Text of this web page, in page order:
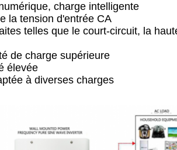
charge intelligente
la tension d'entrée CA
telles que le court-circuit, la
de charge supérieure
élevée
à diverses charges